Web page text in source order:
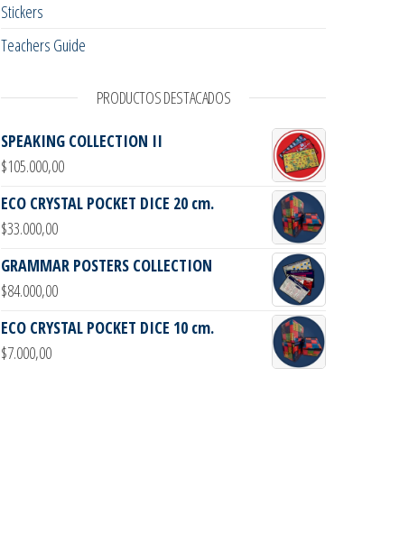
Stickers
Teachers Guide
PRODUCTOS DESTACADOS
SPEAKING COLLECTION II
$105.000,00
ECO CRYSTAL POCKET DICE 20 cm.
$33.000,00
GRAMMAR POSTERS COLLECTION
$84.000,00
ECO CRYSTAL POCKET DICE 10 cm.
$7.000,00